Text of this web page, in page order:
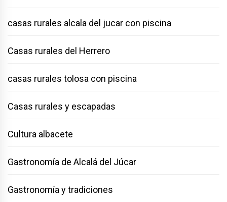
casas rurales alcala del jucar con piscina
Casas rurales del Herrero
casas rurales tolosa con piscina
Casas rurales y escapadas
Cultura albacete
Gastronomía de Alcalá del Júcar
Gastronomía y tradiciones